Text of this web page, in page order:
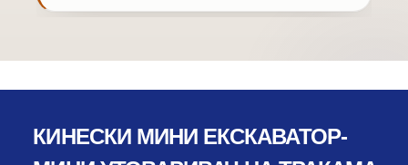
КИНЕСКИ МИНИ ЕКСКАВАТОР-